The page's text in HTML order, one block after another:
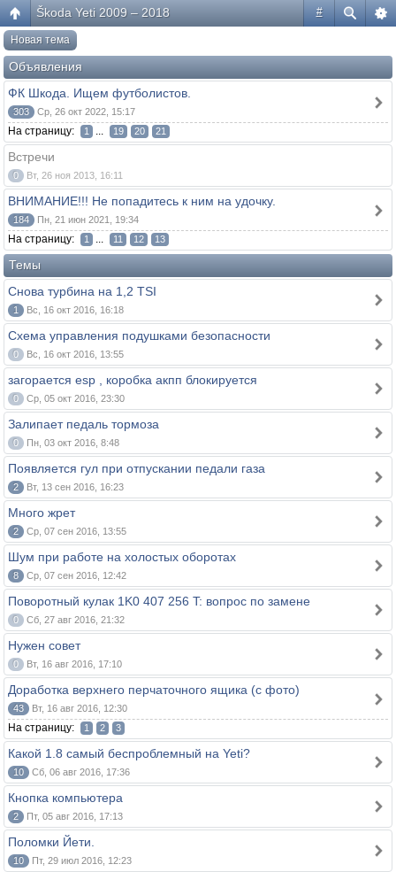
#
Škoda Yeti 2009 – 2018
Новая тема
Объявления
ФК Шкода. Ищем футболистов.
303 Ср, 26 окт 2022, 15:17
На страницу: 1 ... 19 20 21
Встречи
0 Вт, 26 ноя 2013, 16:11
ВНИМАНИЕ!!! Не попадитесь к ним на удочку.
184 Пн, 21 июн 2021, 19:34
На страницу: 1 ... 11 12 13
Темы
Снова турбина на 1,2 TSI
1 Вс, 16 окт 2016, 16:18
Схема управления подушками безопасности
0 Вс, 16 окт 2016, 13:55
загорается esp , коробка акпп блокируется
0 Ср, 05 окт 2016, 23:30
Залипает педаль тормоза
0 Пн, 03 окт 2016, 8:48
Появляется гул при отпускании педали газа
2 Вт, 13 сен 2016, 16:23
Много жрет
2 Ср, 07 сен 2016, 13:55
Шум при работе на холостых оборотах
8 Ср, 07 сен 2016, 12:42
Поворотный кулак 1K0 407 256 T: вопрос по замене
0 Сб, 27 авг 2016, 21:32
Нужен совет
0 Вт, 16 авг 2016, 17:10
Доработка верхнего перчаточного ящика (с фото)
43 Вт, 16 авг 2016, 12:30
На страницу: 1 2 3
Какой 1.8 самый беспроблемный на Yeti?
10 Сб, 06 авг 2016, 17:36
Кнопка компьютера
2 Пт, 05 авг 2016, 17:13
Поломки Йети.
10 Пт, 29 июл 2016, 12:23